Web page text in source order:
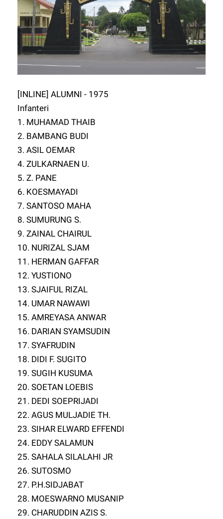
[INLINE] ALUMNI - 1975
Infanteri
1. MUHAMAD THAIB
2. BAMBANG BUDI
3. ASIL OEMAR
4. ZULKARNAEN U.
5. Z. PANE
6. KOESMAYADI
7. SANTOSO MAHA
8. SUMURUNG S.
9. ZAINAL CHAIRUL
10. NURIZAL SJAM
11. HERMAN GAFFAR
12. YUSTIONO
13. SJAIFUL RIZAL
14. UMAR NAWAWI
15. AMREYASA ANWAR
16. DARIAN SYAMSUDIN
17. SYAFRUDIN
18. DIDI F. SUGITO
19. SUGIH KUSUMA
20. SOETAN LOEBIS
21. DEDI SOEPRIJADI
22. AGUS MULJADIE TH.
23. SIHAR ELWARD EFFENDI
24. EDDY SALAMUN
25. SAHALA SILALAHI JR
26. SUTOSMO
27. P.H.SIDJABAT
28. MOESWARNO MUSANIP
29. CHARUDDIN AZIS S.